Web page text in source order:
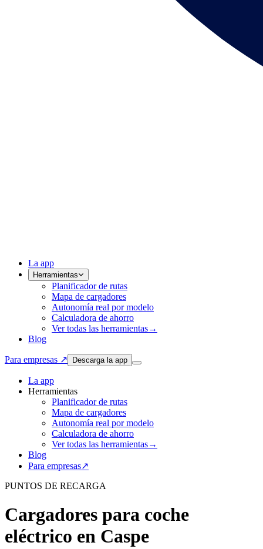
La app
Herramientas
Planificador de rutas
Mapa de cargadores
Autonomía real por modelo
Calculadora de ahorro
Ver todas las herramientas→
Blog
Para empresas ↗ Descarga la app
La app
Herramientas
Planificador de rutas
Mapa de cargadores
Autonomía real por modelo
Calculadora de ahorro
Ver todas las herramientas→
Blog
Para empresas↗
PUNTOS DE RECARGA
Cargadores para coche
eléctrico en Caspe